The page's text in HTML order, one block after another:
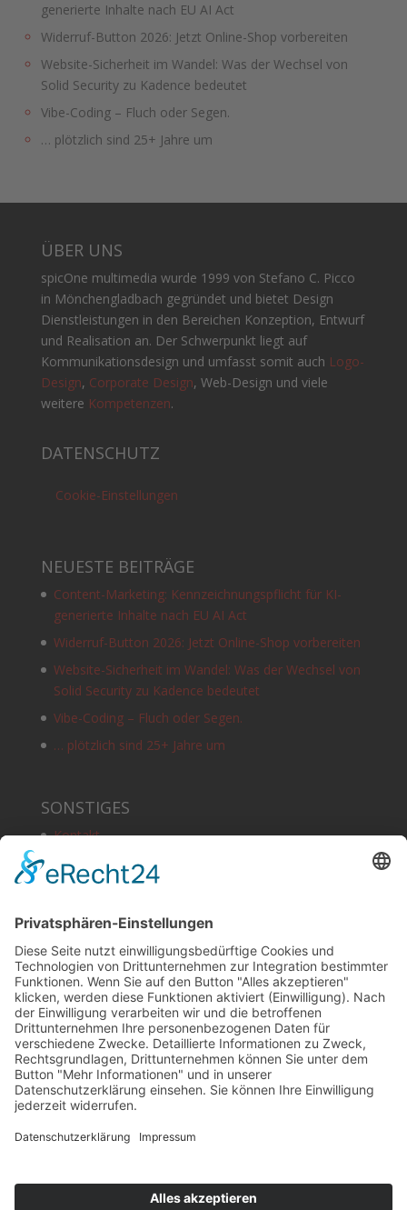
generierte Inhalte nach EU AI Act
Widerruf-Button 2026: Jetzt Online-Shop vorbereiten
Website-Sicherheit im Wandel: Was der Wechsel von
Solid Security zu Kadence bedeutet
Vibe-Coding – Fluch oder Segen.
… plötzlich sind 25+ Jahre um
ÜBER UNS
spicOne multimedia wurde 1999 von Stefano C. Picco
in Mönchengladbach gegründet und bietet Design
Dienstleistungen in den Bereichen Konzeption, Entwurf
und Realisation an. Der Schwerpunkt liegt auf
Kommunikationsdesign und umfasst somit auch Logo-
Design, Corporate Design, Web-Design und viele
weitere Kompetenzen.
DATENSCHUTZ
Cookie-Einstellungen
NEUESTE BEITRÄGE
Content-Marketing: Kennzeichnungspflicht für KI-
generierte Inhalte nach EU AI Act
Widerruf-Button 2026: Jetzt Online-Shop vorbereiten
Website-Sicherheit im Wandel: Was der Wechsel von
Solid Security zu Kadence bedeutet
Vibe-Coding – Fluch oder Segen.
… plötzlich sind 25+ Jahre um
SONSTIGES
Kontakt
Schlagworte
Impressum
Datenschutz
Copyright
HOSTING